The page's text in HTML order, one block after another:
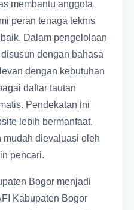
membantu anggota
peran tenaga teknis
Dalam pengelolaan
dengan bahasa
dengan kebutuhan
daftar tautan
Pendekatan ini
lebih bermanfaat,
mudah dievaluasi oleh
pencari.
Bogor menjadi
Kabupaten Bogor